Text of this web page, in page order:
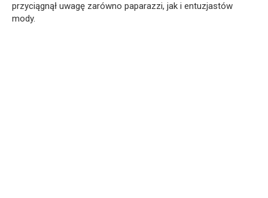
przyciągnął uwagę zarówno paparazzi, jak i entuzjastów
mody.